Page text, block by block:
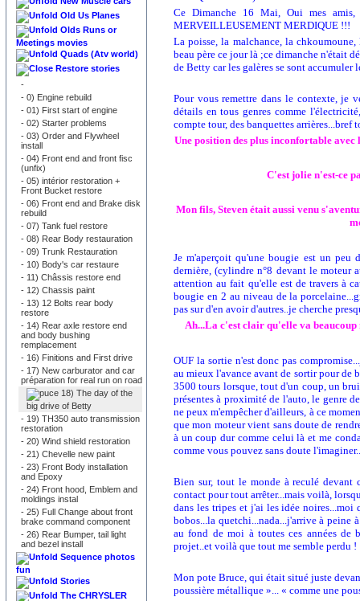
Old Us Planes
Olds Runs or
Meetings movies
Quads (Atv world)
Restore stories
-
- 0) Engine rebuild
- 01) First start of engine
- 02) Starter problems
- 03) Order and Flywheel
install
- 04) Front end and front fisc
(unfix)
- 05) intérior restoration +
Front Bucket restore
- 06) Front end and Brake disk
rebuild
- 07) Tank fuel restore
- 08) Rear Body restauration
- 09) Trunk Restauration
- 10) Body's car restaure
- 11) Châssis restore end
- 12) Chassis paint
- 13) 12 Bolts rear body
restore
- 14) Rear axle restore end
and body bushing
remplacement
- 16) Finitions and First drive
- 17) New carburator and car
préparation for real run on road
18) The day of the
big drive of Betty
- 19) TH350 auto transmission
restoration
- 20) Wind shield restoration
- 21) Chevelle new paint
- 23) Front Body installation
and Epoxy
- 24) Front hood, Emblem and
moldings instal
- 25) Full Change about front
brake command component
- 26) Rear Bumper, tail light
and bezel install
Sequence photos
fun
Stories
The CHRYSLER
Ce Dimanche 16 Mai, Oui mes amis,
MERVEILLEUSEMENT MERDIQUE !!!
La poisse, la malchance, la
beau père ce jour là ;ce dimanche n'était
de Betty car les galères se sont accumuler
Pour vous remettre dans le contexte, je
détails en tous genres comme
compte tour, des banquettes arrières...bref
Une position des plus inconfortable avec
C'est jolie n'est-ce
Mon fils, Steven était aussi venu
Je m'aperçoit qu'une bougie est un peu
dernière, (cylindre n°8 devant le moteur
attention au fait qu'elle est de travers à
bougie en 2 au niveau de la
pas sur d'en avoir d'autres..je cherche
Ah...La c'est clair qu'elle va
OUF la sortie n'est donc pas
au mieux l'avance avant de sortir pour de
3500 tours lorsque, tout d'un coup, un
présentes à proximité de l'auto, le genre
ne peux m'empêcher d'ailleurs, à ce
que mon moteur vient sans doute de
à un coup dur comme celui là et me
comme vous pouvez sans doute
Bien sur, tout le monde à reculé
contact pour tout arrêter...mais voilà,
dans les tripes et j'ai les idée
bobos...la quetchi...nada...j'arrive à peine
au fond de moi à toutes ces années de
projet..et voilà que tout me semble perdu !
Mon pote Bruce, qui était situé juste
poussière métallique »... « comme une